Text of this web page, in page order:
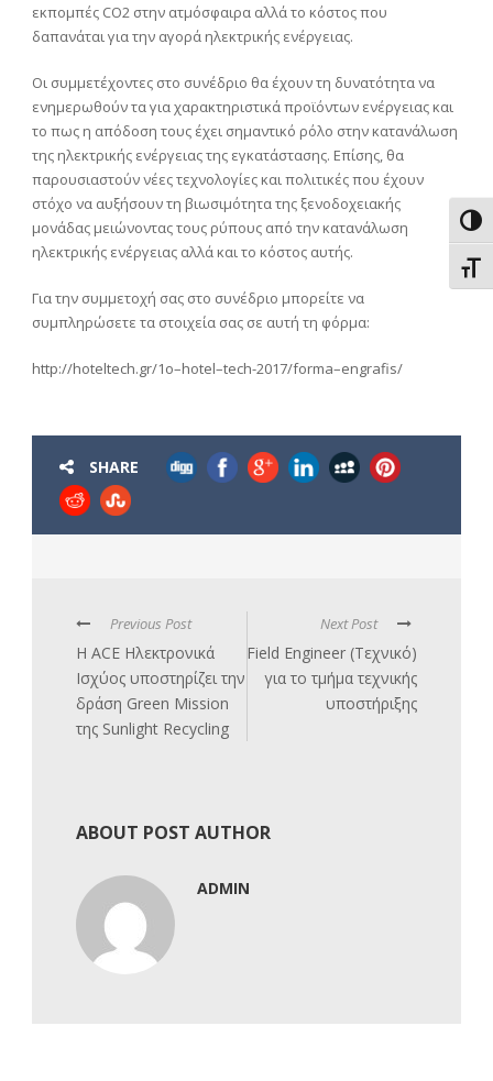
εκπομπές CO2 στην ατμόσφαιρα αλλά το κόστος που
δαπανάται για την αγορά ηλεκτρικής ενέργειας.
Οι συμμετέχοντες στο συνέδριο θα έχουν τη δυνατότητα να
ενημερωθούν τα για χαρακτηριστικά προϊόντων ενέργειας και
το πως η απόδοση τους έχει σημαντικό ρόλο στην κατανάλωση
της ηλεκτρικής ενέργειας της εγκατάστασης. Επίσης, θα
παρουσιαστούν νέες τεχνολογίες και πολιτικές που έχουν
στόχο να αυξήσουν τη βιωσιμότητα της ξενοδοχειακής
μονάδας μειώνοντας τους ρύπους από την κατανάλωση
ηλεκτρικής ενέργειας αλλά και το κόστος αυτής.
Για την συμμετοχή σας στο συνέδριο μπορείτε να
συμπληρώσετε τα στοιχεία σας σε αυτή τη φόρμα:
http://hoteltech.gr/1o–hotel–tech-2017/forma–engrafis/
SHARE
Previous Post
Η ACE Ηλεκτρονικά
Ισχύος υποστηρίζει την
δράση Green Mission
της Sunlight Recycling
Next Post
Field Engineer (Τεχνικό)
για το τμήμα τεχνικής
υποστήριξης
ABOUT POST AUTHOR
ADMIN